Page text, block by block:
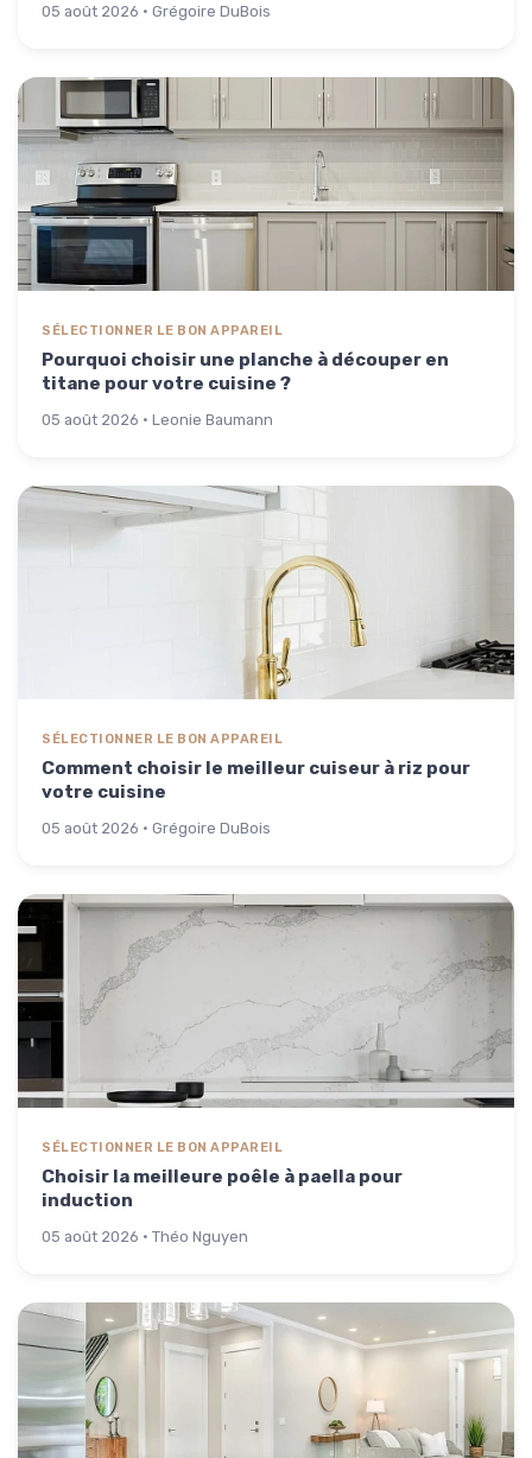
05 août 2026 · Grégoire DuBois
SÉLECTIONNER LE BON APPAREIL
Pourquoi choisir une planche à découper en
titane pour votre cuisine ?
05 août 2026 · Leonie Baumann
SÉLECTIONNER LE BON APPAREIL
Comment choisir le meilleur cuiseur à riz pour
votre cuisine
05 août 2026 · Grégoire DuBois
SÉLECTIONNER LE BON APPAREIL
Choisir la meilleure poêle à paella pour
induction
05 août 2026 · Théo Nguyen